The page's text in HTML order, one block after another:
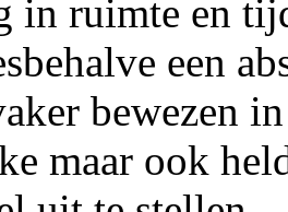
in ruimte en
een
bewezen
maar ook